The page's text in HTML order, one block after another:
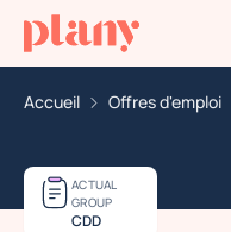
Accueil Offres d'emploi
ACTUAL
GROUP
CDD